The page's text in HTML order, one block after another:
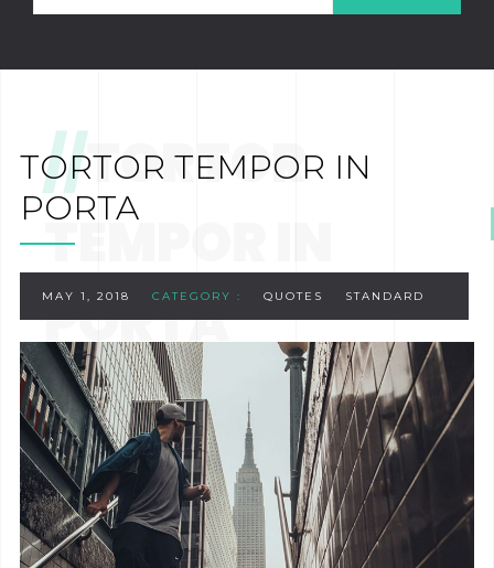
//TORTOR
TEMPOR IN
PORTA
TORTOR TEMPOR IN
PORTA
MAY 1, 2018 CATEGORY : QUOTES STANDARD